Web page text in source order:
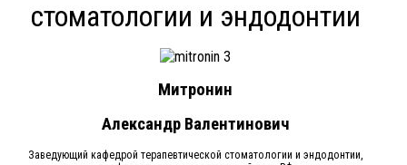
стоматологии и эндодонтии
Митронин
Александр Валентинович
Заведующий кафедрой терапевтической стоматологии и эндодонтии,